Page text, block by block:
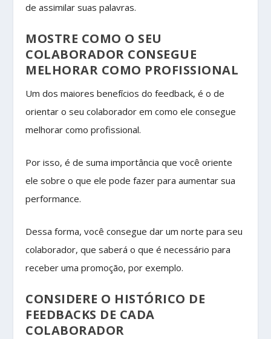
de assimilar suas palavras.
MOSTRE COMO O SEU
COLABORADOR CONSEGUE
MELHORAR COMO PROFISSIONAL
Um dos maiores benefícios do feedback, é o de
orientar o seu colaborador em como ele consegue
melhorar como profissional.
Por isso, é de suma importância que você oriente
ele sobre o que ele pode fazer para aumentar sua
performance.
Dessa forma, você consegue dar um norte para seu
colaborador, que saberá o que é necessário para
receber uma promoção, por exemplo.
CONSIDERE O HISTÓRICO DE
FEEDBACKS DE CADA
COLABORADOR